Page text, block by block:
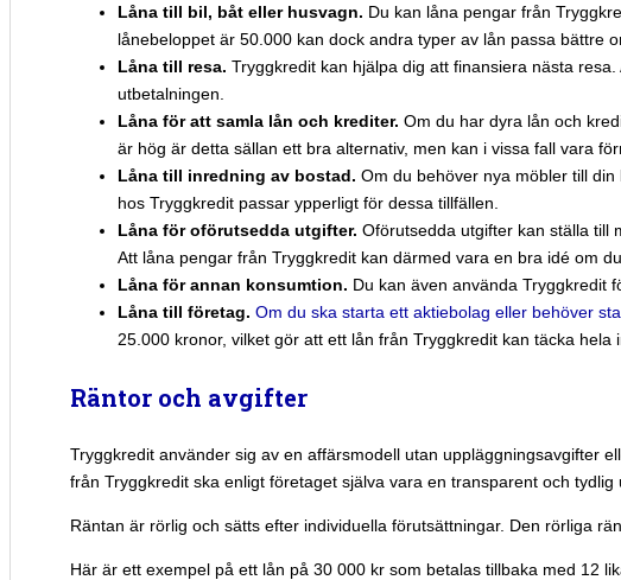
Låna till bil, båt eller husvagn. Du kan låna pengar från
lånebeloppet är 50.000 kan dock andra typer av lån passa bättre
Låna till resa. Tryggkredit kan hjälpa dig att finansiera nästa
utbetalningen.
Låna för att samla lån och krediter. Om du har dyra lån och
är hög är detta sällan ett bra alternativ, men kan i vissa fall vara
Låna till inredning av bostad. Om du behöver nya möbler till
hos Tryggkredit passar ypperligt för dessa tillfällen.
Låna för oförutsedda utgifter. Oförutsedda utgifter kan ställa till
Att låna pengar från Tryggkredit kan därmed vara en bra idé om
Låna för annan konsumtion. Du kan även använda Tryggkredit
Låna till företag. Om du ska starta ett aktiebolag eller behöver
25.000 kronor, vilket gör att ett lån från Tryggkredit kan täcka hela
Räntor och avgifter
Tryggkredit använder sig av en affärsmodell utan uppläggningsavgifter
från Tryggkredit ska enligt företaget själva vara en transparent och tydlig
Räntan är rörlig och sätts efter individuella förutsättningar. Den rörliga
Här är ett exempel på ett lån på 30 000 kr som betalas tillbaka med 12